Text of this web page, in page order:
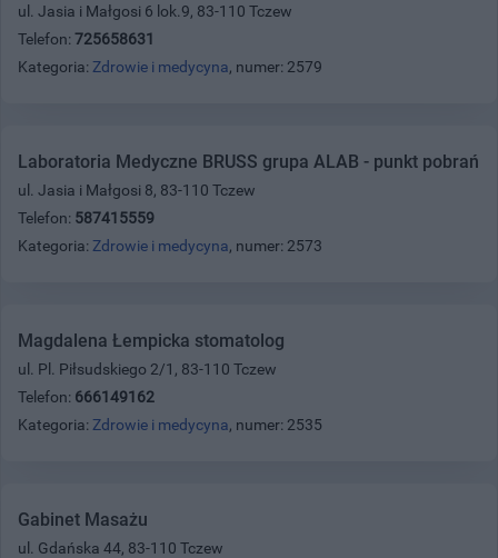
ul. Jasia i Małgosi 6 lok.9, 83-110 Tczew
Telefon: 725658631
Kategoria: Zdrowie i medycyna, numer: 2579
Laboratoria Medyczne BRUSS grupa ALAB - punkt pobrań
ul. Jasia i Małgosi 8, 83-110 Tczew
Telefon: 587415559
Kategoria: Zdrowie i medycyna, numer: 2573
Magdalena Łempicka stomatolog
ul. Pl. Piłsudskiego 2/1, 83-110 Tczew
Telefon: 666149162
Kategoria: Zdrowie i medycyna, numer: 2535
Gabinet Masażu
ul. Gdańska 44, 83-110 Tczew